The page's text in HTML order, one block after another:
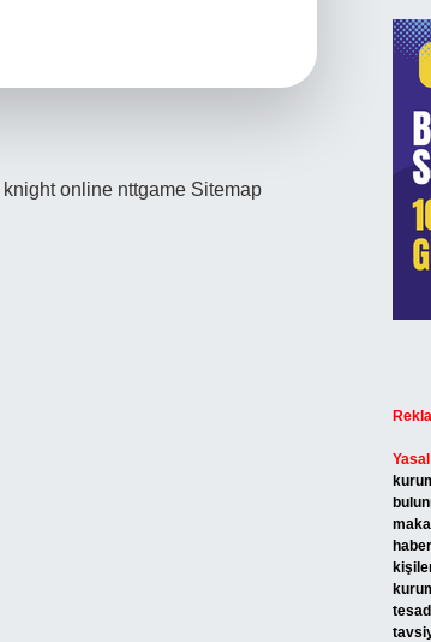
knight online nttgame Sitemap